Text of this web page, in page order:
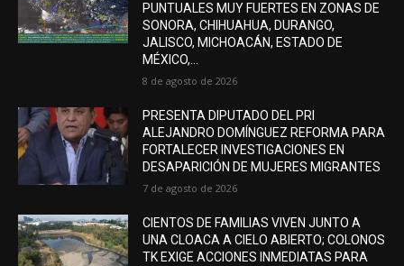
PUNTUALES MUY FUERTES EN ZONAS DE
SONORA, CHIHUAHUA, DURANGO,
JALISCO, MICHOACÁN, ESTADO DE
MÉXICO,...
8 de agosto de 2026
PRESENTA DIPUTADO DEL PRI
ALEJANDRO DOMÍNGUEZ REFORMA PARA
FORTALECER INVESTIGACIONES EN
DESAPARICIÓN DE MUJERES MIGRANTES
7 de agosto de 2026
CIENTOS DE FAMILIAS VIVEN JUNTO A
UNA CLOACA A CIELO ABIERTO; COLONOS
TK EXIGE ACCIONES INMEDIATAS PARA